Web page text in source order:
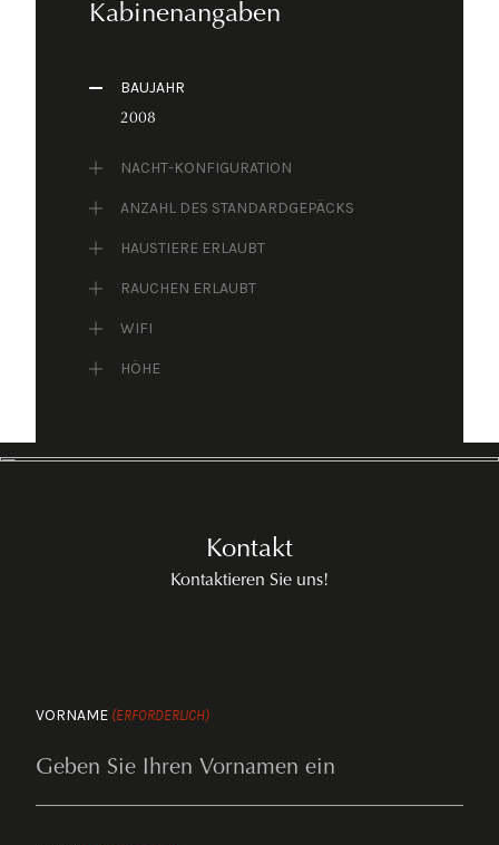
Kabinenangaben
BAUJAHR
2008
NACHT-KONFIGURATION
ANZAHL DES STANDARDGEPÄCKS
HAUSTIERE ERLAUBT
RAUCHEN ERLAUBT
WIFI
HÖHE
Kontakt
Kontaktieren Sie uns!
VORNAME (ERFORDERLICH)